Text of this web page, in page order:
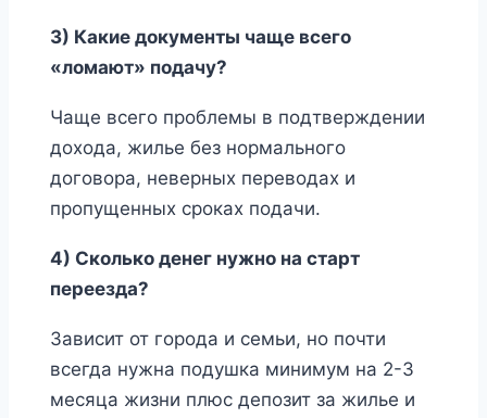
3) Какие документы чаще всего
«ломают» подачу?
Чаще всего проблемы в подтверждении
дохода, жилье без нормального
договора, неверных переводах и
пропущенных сроках подачи.
4) Сколько денег нужно на старт
переезда?
Зависит от города и семьи, но почти
всегда нужна подушка минимум на 2-3
месяца жизни плюс депозит за жилье и